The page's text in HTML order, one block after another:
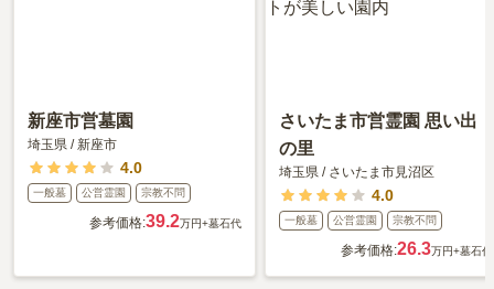
新座市営墓園
埼玉県 /新座市
4.0
一般墓 公営霊園 宗教不問
参考価格:39.2万円+墓石代
さいたま市営霊園 思い出
の里
埼玉県 / さいたま市見沼区
4.0
一般墓 公営霊園 宗教不問
参考価格:26.3万円+墓石代